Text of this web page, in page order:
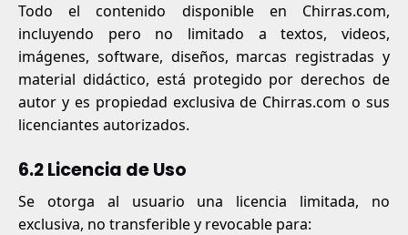
Todo el contenido disponible en Chirras.com,
incluyendo pero no limitado a textos, videos,
imágenes, software, diseños, marcas registradas y
material didáctico, está protegido por derechos de
autor y es propiedad exclusiva de Chirras.com o sus
licenciantes autorizados.
6.2 Licencia de Uso
Se otorga al usuario una licencia limitada, no
exclusiva, no transferible y revocable para: